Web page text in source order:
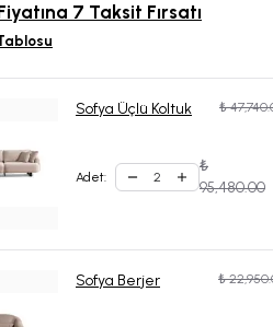
7 Taksit Fırsatı
Sofya Üçlü Koltuk ₺
Adet:
₺
95,480.00
Sofya Berjer ₺